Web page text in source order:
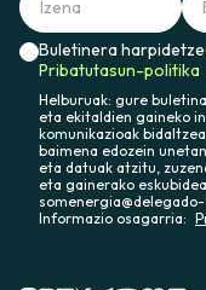
Buletinera
Pribatutasun-politika
Helburuak: gure
eta ekitaldien gaineko
komunikazioak
baimena edozein
eta datuak atzitu,
eta gainerako
Informazio osagarria: